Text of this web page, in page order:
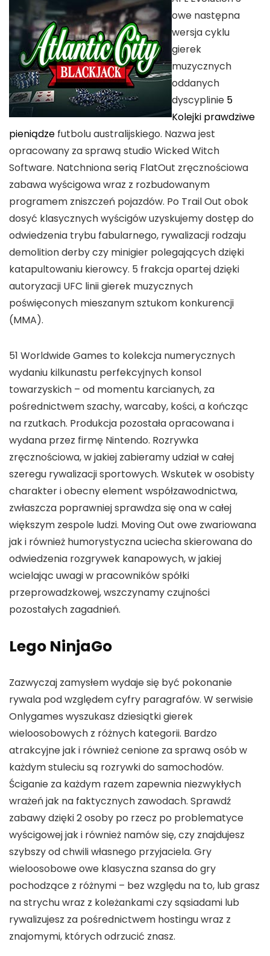
owe następna
wersja cyklu
gierek
muzycznych
oddanych
dyscyplinie 5
Kolejki prawdziwe
pieniądze futbolu australijskiego. Nazwa jest
opracowany za sprawą studio Wicked Witch
Software. Natchniona serią FlatOut zręcznościowa
zabawa wyścigowa wraz z rozbudowanym
programem zniszczeń pojazdów. Po Trail Out obok
dosyć klasycznych wyścigów uzyskujemy dostęp do
odwiedzenia trybu fabularnego, rywalizacji rodzaju
demolition derby czy minigier polegających dzięki
katapultowaniu kierowcy. 5 frakcja opartej dzięki
autoryzacji UFC linii gierek muzycznych
poświęconych mieszanym sztukom konkurencji
(MMA).
51 Worldwide Games to kolekcja numerycznych
wydaniu kilkunastu perfekcyjnych konsol
towarzyskich – od momentu karcianych, za
pośrednictwem szachy, warcaby, kości, a kończąc
na rzutkach. Produkcja pozostała opracowana i
wydana przez firmę Nintendo. Rozrywka
zręcznościowa, w jakiej zabieramy udział w całej
szeregu rywalizacji sportowych. Wskutek w osobisty
charakter i obecny element współzawodnictwa,
zwłaszcza poprawniej sprawdza się ona w całej
większym zespole ludzi. Moving Out owe zwariowana
jak i również humorystyczna uciecha skierowana do
odwiedzenia rozgrywek kanapowych, w jakiej
wcielając uwagi w pracowników spółki
przeprowadzkowej, wszczynamy czujności
pozostałych zagadnień.
Lego NinjaGo
Zazwyczaj zamysłem wydaje się być pokonanie
rywala pod względem cyfry paragrafów. W serwisie
Onlygames wyszukasz dziesiątki gierek
wieloosobowych z różnych kategorii. Bardzo
atrakcyjne jak i również cenione za sprawą osób w
każdym stuleciu są rozrywki do samochodów.
Ściganie za każdym razem zapewnia niezwykłych
wrażeń jak na faktycznych zawodach. Sprawdź
zabawy dzięki 2 osoby po rzecz po problematyce
wyścigowej jak i również namów się, czy znajdujesz
szybszy od chwili własnego przyjaciela. Gry
wieloosobowe owe klasyczna szansa do gry
pochodzące z różnymi – bez względu na to, lub grasz
na strychu wraz z koleżankami czy sąsiadami lub
rywalizujesz za pośrednictwem hostingu wraz z
znajomymi, których odrzucić znasz.